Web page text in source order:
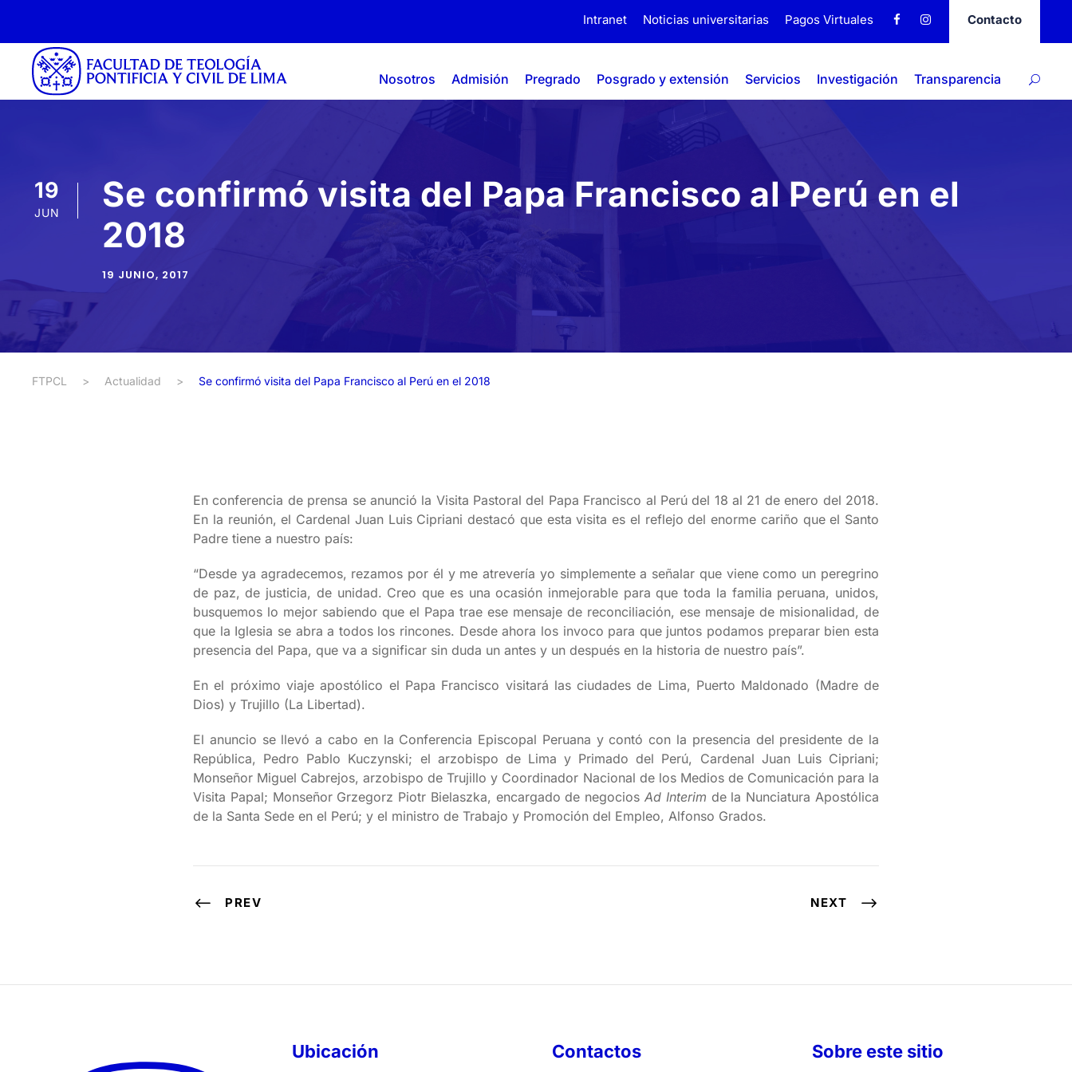
Intranet Noticias universitarias Pagos Virtuales Contacto
Nosotros Admisión Pregrado Posgrado y extensión Servicios Investigación Transparencia
19
JUN
Se confirmó visita del Papa Francisco al Perú en el
2018
19 JUNIO, 2017
FTPCL > Actualidad > Se confirmó visita del Papa Francisco al Perú en el 2018
En conferencia de prensa se anunció la Visita Pastoral del Papa Francisco al Perú del 18 al 21 de enero del 2018.
En la reunión, el Cardenal Juan Luis Cipriani destacó que esta visita es el reflejo del enorme cariño que el Santo
Padre tiene a nuestro país:
“Desde ya agradecemos, rezamos por él y me atrevería yo simplemente a señalar que viene como un peregrino
de paz, de justicia, de unidad. Creo que es una ocasión inmejorable para que toda la familia peruana, unidos,
busquemos lo mejor sabiendo que el Papa trae ese mensaje de reconciliación, ese mensaje de misionalidad, de
que la Iglesia se abra a todos los rincones. Desde ahora los invoco para que juntos podamos preparar bien esta
presencia del Papa, que va a significar sin duda un antes y un después en la historia de nuestro país”.
En el próximo viaje apostólico el Papa Francisco visitará las ciudades de Lima, Puerto Maldonado (Madre de
Dios) y Trujillo (La Libertad).
El anuncio se llevó a cabo en la Conferencia Episcopal Peruana y contó con la presencia del presidente de la
República, Pedro Pablo Kuczynski; el arzobispo de Lima y Primado del Perú, Cardenal Juan Luis Cipriani;
Monseñor Miguel Cabrejos, arzobispo de Trujillo y Coordinador Nacional de los Medios de Comunicación para la
Visita Papal; Monseñor Grzegorz Piotr Bielaszka, encargado de negociosAd Interim de la Nunciatura Apostólica
de la Santa Sede en el Perú; y el ministro de Trabajo y Promoción del Empleo, Alfonso Grados.
PREV NEXT
Ubicación Contactos Sobre este sitio